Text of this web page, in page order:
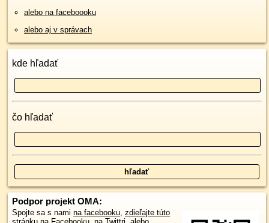
alebo na faceboooku
alebo aj v správach
kde hľadať
čo hľadať
Podpor projekt OMA:
Spojte sa s nami na facebooku, zdieľajte túto